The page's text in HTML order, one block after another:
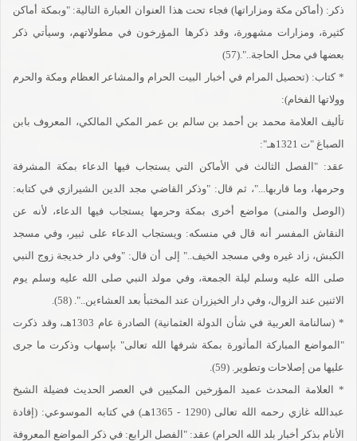
ذكر: (أماكن مكة ومزاراتها) فجاء تحت هذا العنوان العبارة التالية: "وبمكة أماكن
كثيرة، ومزارات مشهورة، وقد ذكرها المؤرخون في مطولاتهم، وسيأتي ذكر
بعضها في محل الحاجة..".(57)
* كتاب: (تحصيل المرام في أخبار البيت الحرام والمشاعر العظام ومكة والحرم
وولاتها الفخام):
تأليف العلامة محمد بن أحمد بن سالم بن عمر المكي المالكي، المعروف بابن
الصباغ "ت 1321هـ":
عقد: "الفصل الثالث في الأماكن التي يستجاب فيها الدعاء بمكة المشرفة
وحرمها، وما قاربها..."، ثم قال: "وذكر القاضي مجد الدين الشيرازي في كتابه:
(الوصل والمنى) مواضع أخرى بمكة وحرمها يستجاب فيها الدعاء، لأنه عن
النقاش المفسر أنه قال في منسكه: ويستجاب الدعاء على ثبير، وفي مسجد
الكبش، زاد غيره وفي مسجد الخيف.." إلى أن قال: "وفي دار خديجة زوج النبي
صلى الله عليه وسلم ليلة الجمعة، وفي مولد النبي صلى الله عليه وسلم يوم
الاثنين عند الزوال، وفي دار الخيزران عند المختبأ بعد العشاءين..". (58).
* (سالنامة العربية في شأن الدولة العثمانية) الصادرة عام 1303هـ، وقد ذكرت
"المواضع المباركة المأثورة بمكة شرفها الله تعالى" بإسهاب وذكرت ما جرى
عليها من إصلاحات وتطوير. (59).
* العلامة المحدث عميد المؤرخين المكيين في العصر الحديث فضيلة الشيخ
عبدالله غازي رحمه الله تعالى (1290 - 1365هـ) في كتابه الموسوعي: (إفادة
الأنام بذكر أخبار بلد الله الحرام) عقد: "الفصل الرابع: في ذكر المواضع المعروفة